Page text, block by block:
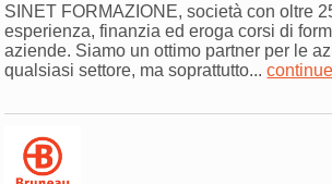
SINET FORMAZIONE, società con oltre
esperienza, finanzia ed eroga corsi di
aziende. Siamo un ottimo partner per le
qualsiasi settore, ma soprattutto...